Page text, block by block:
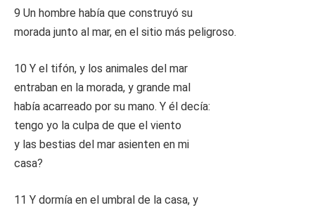
9 Un hombre había que construyó su
morada junto al mar, en el sitio más peligroso.
10 Y el tifón, y los animales del mar
entraban en la morada, y grande mal
había acarreado por su mano. Y él decía:
tengo yo la culpa de que el viento
y las bestias del mar asienten en mi
casa?
11 Y dormía en el umbral de la casa, y